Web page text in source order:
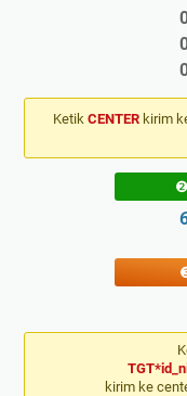
Ketik CENTER kirim
kirim ke